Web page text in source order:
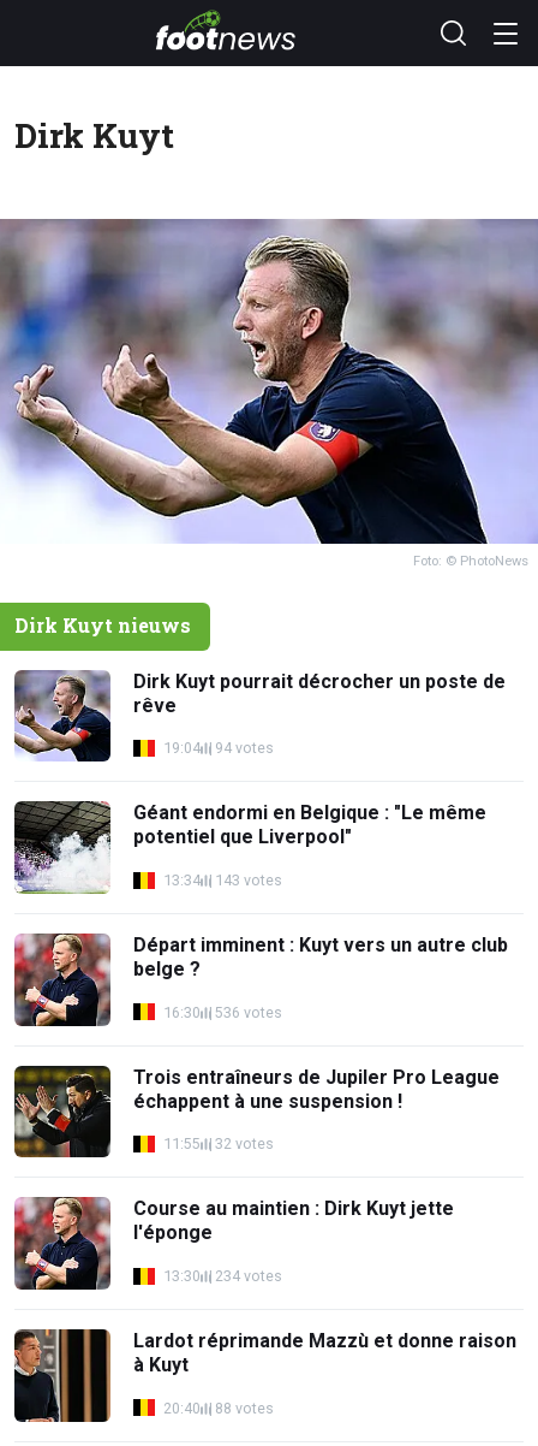
Dirk Kuyt
Foto: © PhotoNews
Dirk Kuyt nieuws
Dirk Kuyt pourrait décrocher un poste de
rêve
19:04 94 votes
Géant endormi en Belgique : "Le même
potentiel que Liverpool"
13:34 143 votes
Départ imminent : Kuyt vers un autre club
belge ?
16:30 536 votes
Trois entraîneurs de Jupiler Pro League
échappent à une suspension !
11:55 32 votes
Course au maintien : Dirk Kuyt jette
l'éponge
13:30 234 votes
Lardot réprimande Mazzù et donne raison
à Kuyt
20:40 88 votes